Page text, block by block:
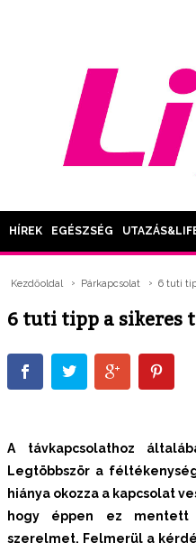
HÍREK EGÉSZSÉG
Kezdőoldal Párkapcsolat 6 tuti
6 tuti tipp a sikeres
A távkapcsolathoz
Legtöbbször a
hiánya okozza a kapcsolat
hogy éppen ez mentett
szerelmet. Felmerül a